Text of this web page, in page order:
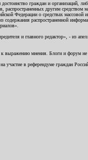
граждан и организаций,
другим средством
Федерации о средствах массовой
распространенной
и главного редактор», - из
выражению мнения. Блоги и форум
в референдуме граждан